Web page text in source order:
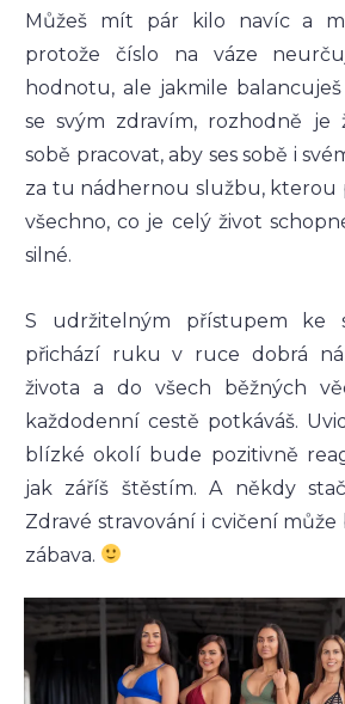
Můžeš mít pár kilo navíc a
protože číslo na váze
hodnotu, ale jakmile
se svým zdravím, rozhodně je
sobě pracovat, aby ses sobě i
za tu nádhernou službu, kterou
všechno, co je celý život
silné.
S udržitelným přístupem ke
přichází ruku v ruce dobrá
života a do všech běžných
každodenní cestě potkáváš.
blízké okolí bude pozitivně
jak záříš štěstím. A někdy
Zdravé stravování i cvičení
zábava.